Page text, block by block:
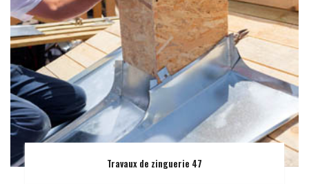
Travaux de zinguerie 47